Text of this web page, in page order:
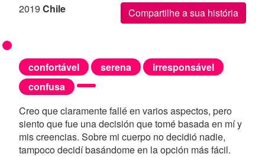
Compartilhe a sua história
2019 Chile
confortável serena
irresponsável
confusa
Creo que claramente fallé en varios aspectos, pero
siento que fue una decisión que tomé basada en mí y
mis creencias. Sobre mi cuerpo no decidió nadie,
tampoco decidí basándome en la opción más fácil.